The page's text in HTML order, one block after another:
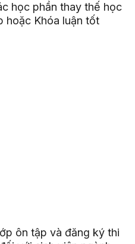
học phần thay thế học
hoặc Khóa luận tốt
ôn tập và đăng ký thi